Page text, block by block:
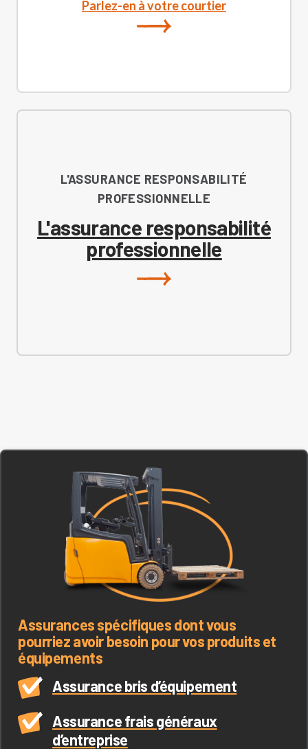
Parlez-en à votre courtier
L'ASSURANCE RESPONSABILITÉ
PROFESSIONNELLE
L'assurance responsabilité
professionnelle
Assurances spécifiques dont vous
pourriez avoir besoin pour vos produits et
équipements
Assurance bris d’équipement
Assurance frais généraux
d’entreprise